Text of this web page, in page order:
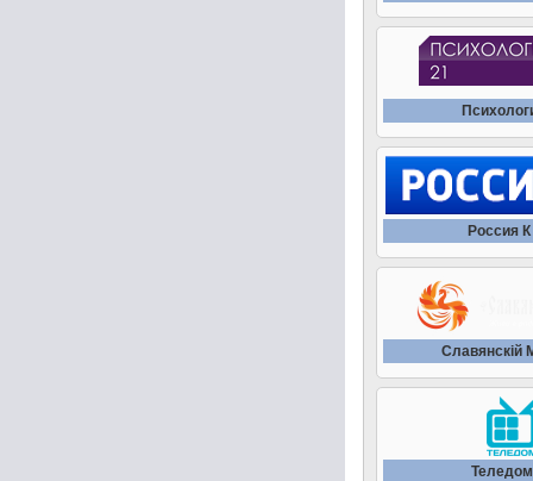
Россия К
Славянскiй